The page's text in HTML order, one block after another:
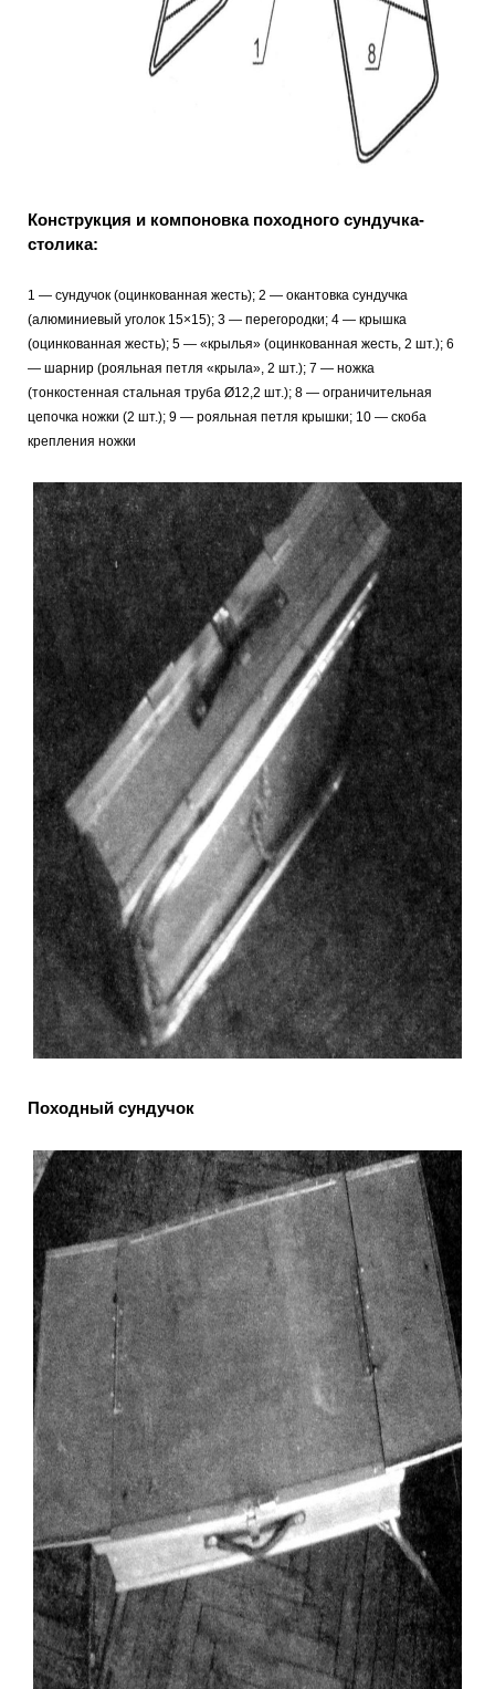
Конструкция и компоновка походного сундучка-
столика:
1 — сундучок (оцинкованная жесть); 2 — окантовка сундучка
(алюминиевый уголок 15×15); 3 — перегородки; 4 — крышка
(оцинкованная жесть); 5 — «крылья» (оцинкованная жесть, 2 шт.); 6
— шарнир (рояльная петля «крыла», 2 шт.); 7 — ножка
(тонкостенная стальная труба Ø12,2 шт.); 8 — ограничительная
цепочка ножки (2 шт.); 9 — рояльная петля крышки; 10 — скоба
крепления ножки
Походный сундучок